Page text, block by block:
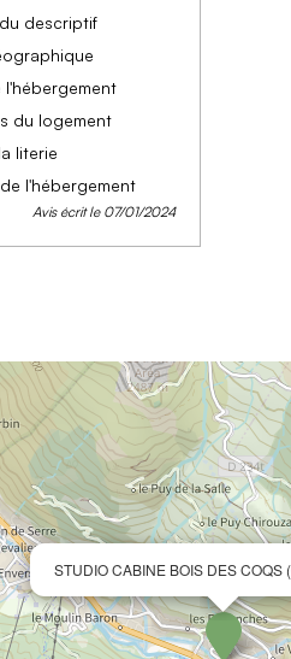
descriptif
l'hébergement
du logement
literie
l'hébergement
Avis écrit le 07/01/2024
STUDIO CABINE BOIS DES COQS